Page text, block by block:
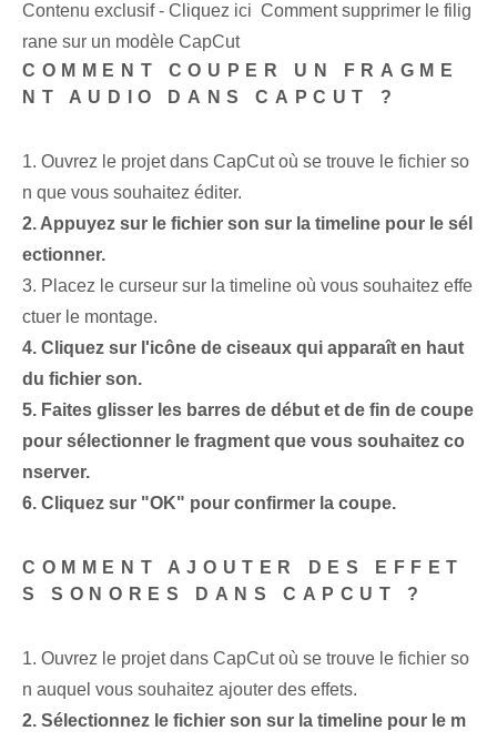
Contenu exclusif - Cliquez ici Comment supprimer le filig
rane sur un modèle CapCut
COMMENT COUPER UN FRAGME
NT AUDIO DANS CAPCUT ?
1. Ouvrez le projet dans CapCut où se trouve le fichier so
n que vous souhaitez éditer.
2. Appuyez sur le fichier son sur la timeline pour le sél
ectionner.
3. Placez le curseur sur la timeline où vous souhaitez effe
ctuer le montage.
4. Cliquez sur l'icône de ciseaux qui apparaît en haut
du fichier son.
5. Faites glisser les barres de début et de fin de coupe
pour sélectionner le fragment que vous souhaitez co
nserver.
6. Cliquez sur "OK" pour confirmer la coupe.
COMMENT AJOUTER DES EFFET
S SONORES DANS CAPCUT ?
1. Ouvrez le projet dans CapCut où se trouve le fichier so
n auquel vous souhaitez ajouter des effets.
2. Sélectionnez le fichier son sur la timeline pour le m